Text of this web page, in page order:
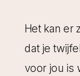
Het kan er
dat je
voor jou is